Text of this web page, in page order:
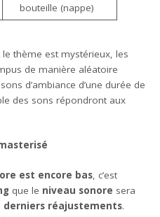
bouteille (nappe)
le thème est mystérieux, les
de manière aléatoire
d’ambiance d’une durée de
des sons répondront aux
est encore bas, c’est
que le niveau sonore sera
derniers réajustements.